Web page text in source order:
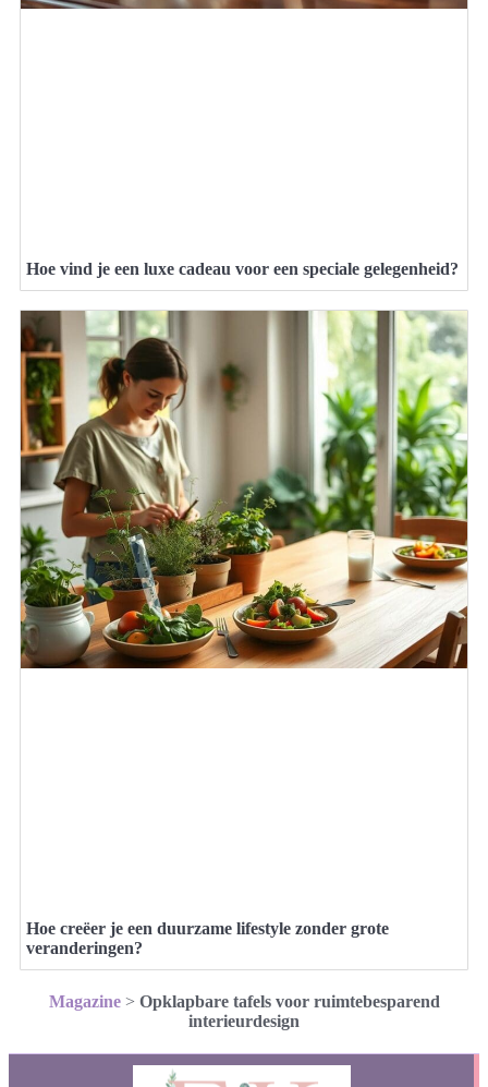
Hoe vind je een luxe cadeau voor een speciale gelegenheid?
Hoe creëer je een duurzame lifestyle zonder grote
veranderingen?
Magazine> Opklapbare tafels voor ruimtebesparend
interieurdesign